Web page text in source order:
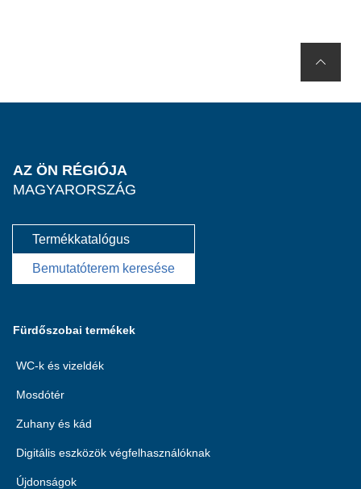
AZ ÖN RÉGIÓJA
MAGYARORSZÁG
Termékkatalógus
Bemutatóterem keresése
Fürdőszobai termékek
WC-k és vizeldék
Mosdótér
Zuhany és kád
Digitális eszközök végfelhasználóknak
Újdonságok